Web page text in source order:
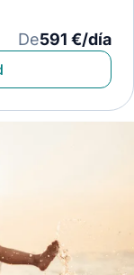
De591 €/día